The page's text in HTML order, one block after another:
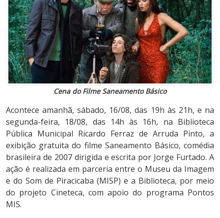
Cena do Filme Saneamento Básico
Acontece amanhã, sábado, 16/08, das 19h às 21h, e na
segunda-feira, 18/08, das 14h às 16h, na Biblioteca
Pública Municipal Ricardo Ferraz de Arruda Pinto, a
exibição gratuita do filme Saneamento Básico, comédia
brasileira de 2007 dirigida e escrita por Jorge Furtado. A
ação é realizada em parceria entre o Museu da Imagem
e do Som de Piracicaba (MISP) e a Biblioteca, por meio
do projeto Cineteca, com apoio do programa Pontos
MIS.